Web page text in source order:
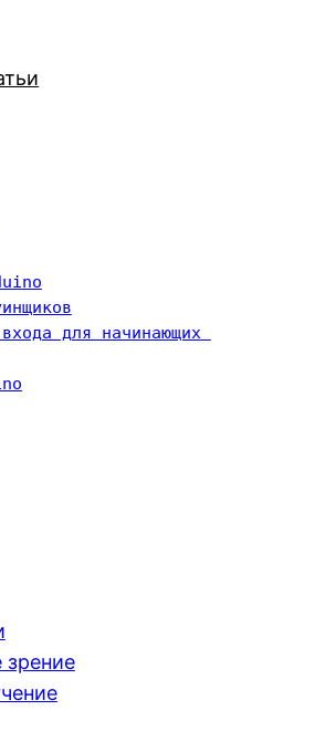
для начинающих